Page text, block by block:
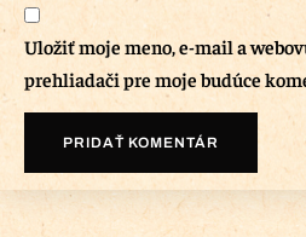
Uložiť moje meno, e-mail a
prehliadači pre moje budúce